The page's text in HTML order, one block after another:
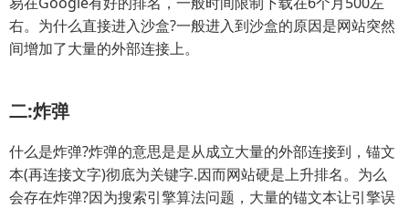
右。为什么直接进入沙盒?一般进入到沙盒的原因是网站突然
间增加了大量的外部连接上。
二:炸弹
什么是炸弹?炸弹的意思是是从成立大量的外部连接到，锚文
本(再连接文字)彻底为关键字.因而网站硬是上升排名。为么
会存在炸弹?因为搜索引擎算法问题，大量的锚文本让引擎误